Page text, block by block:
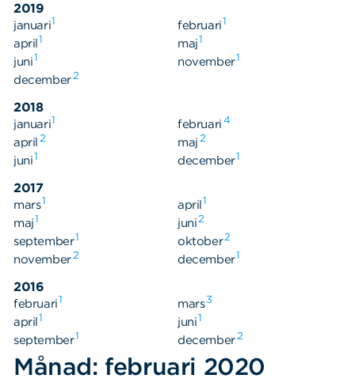
2019
januari1 februari1
april1 maj1
juni1 november1
december2
2018
januari1 februari 4
april 2 maj 2
juni1 december1
2017
mars1 april1
maj1 juni2
september1 oktober2
november2 december1
2016
februari1 mars3
april1 juni1
september1 december2
Månad: februari 2020
Sök på sidan: